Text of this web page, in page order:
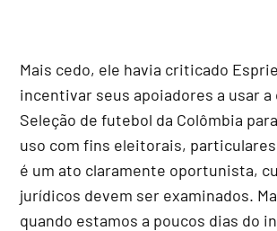
Mais cedo, ele havia criticado
incentivar seus apoiadores a usar a
Seleção de futebol da Colômbia
uso com fins eleitorais,
é um ato claramente oportunista,
jurídicos devem ser examinados.
quando estamos a poucos dias do